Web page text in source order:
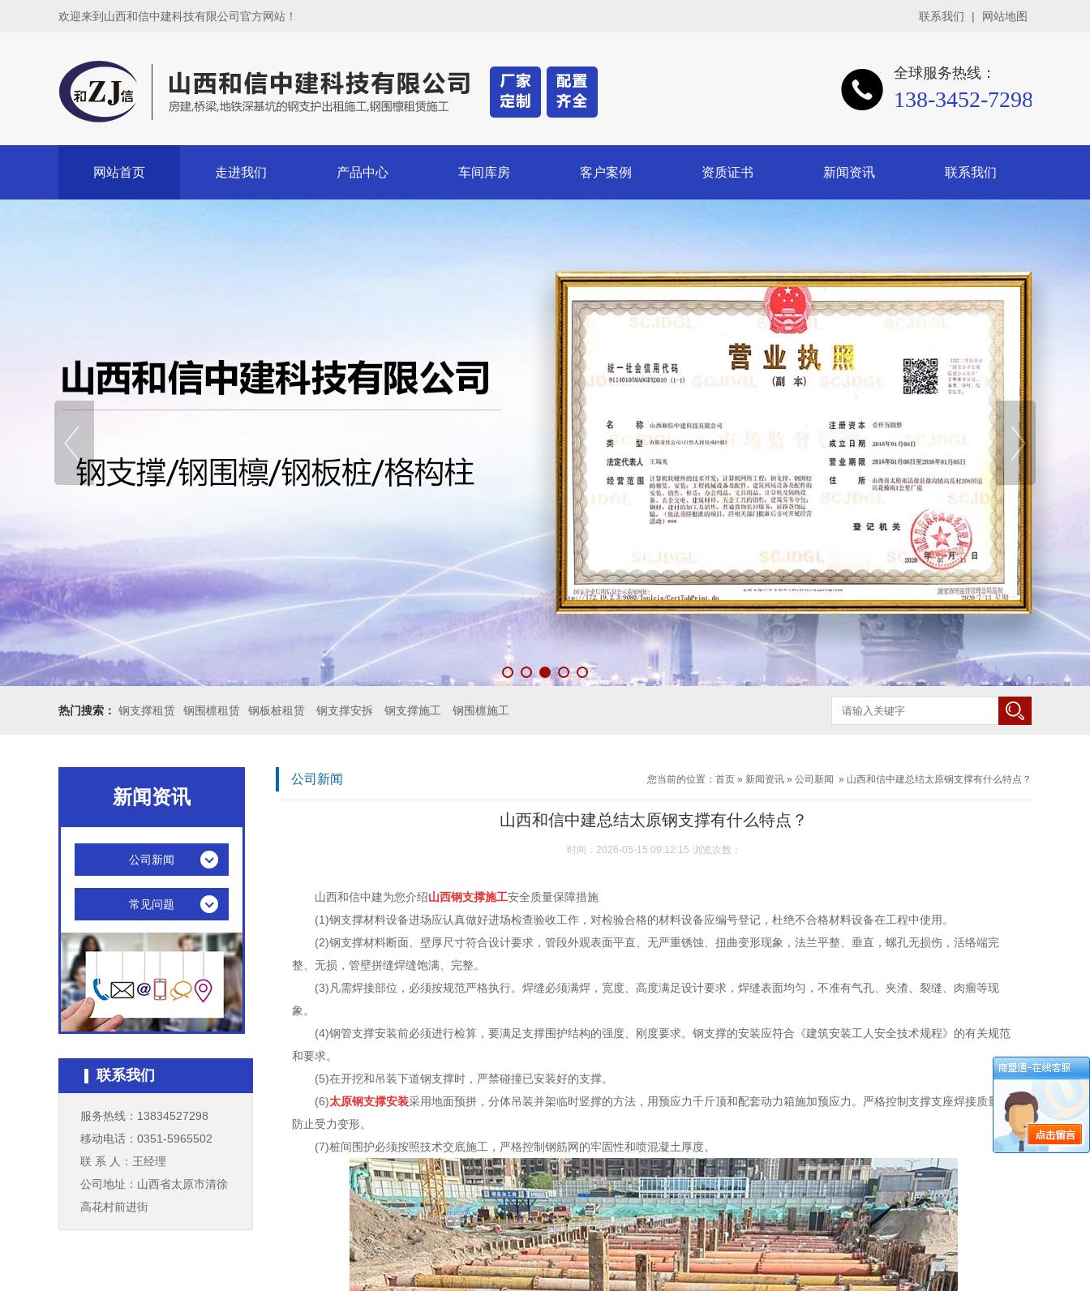
欢迎来到山西和信中建科技有限公司官方网站！ 联系我们 | 网站地图
全球服务热线：
138-3452-7298
网站首页 走进我们 产品中心 车间库房 客户案例 资质证书 新闻资讯 联系我们
热门搜索： 钢支撑租赁 钢围檩租赁 钢板桩租赁 钢支撑安拆 钢支撑施工 钢围檩施工
新闻资讯
公司新闻
常见问题
联系我们
服务热线：13834527298
移动电话：0351-5965502
联 系 人：王经理
公司地址：山西省太原市清徐
高花村前进街
公司新闻 您当前的位置： 首页 » 新闻资讯 » 公司新闻 » 山西和信中建总结太原钢支撑有什么特点？
山西和信中建总结太原钢支撑有什么特点？
时间：2026-05-15 09:12:15 浏览次数：
山西和信中建为您介绍山西钢支撑施工安全质量保障措施
(1)钢支撑材料设备进场应认真做好进场检查验收工作，对检验合格的材料设备应编号登记，杜绝不合格材料设备在工程中使用。
(2)钢支撑材料断面、壁厚尺寸符合设计要求，管段外观表面平直、无严重锈蚀、扭曲变形现象，法兰平整、垂直，螺孔无损伤，活络端完
整、无损，管壁拼缝焊缝饱满、完整。
(3)凡需焊接部位，必须按规范严格执行。焊缝必须满焊，宽度、高度满足设计要求，焊缝表面均匀，不准有气孔、夹渣、裂缝、肉瘤等现
象。
(4)钢管支撑安装前必须进行检算，要满足支撑围护结构的强度、刚度要求。钢支撑的安装应符合《建筑安装工人安全技术规程》的有关规范
和要求。
(5)在开挖和吊装下道钢支撑时，严禁碰撞已安装好的支撑。
(6)太原钢支撑安装采用地面预拼，分体吊装并架临时竖撑的方法，用预应力千斤顶和配套动力箱施加预应力。严格控制支撑支座焊接质量，
防止受力变形。
(7)桩间围护必须按照技术交底施工，严格控制钢筋网的牢固性和喷混凝土厚度。